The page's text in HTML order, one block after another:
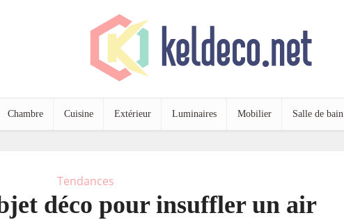
Chambre Cuisine Extérieur Luminaires Mobilier Salle de bain
Tendances
déco pour insuffler un air